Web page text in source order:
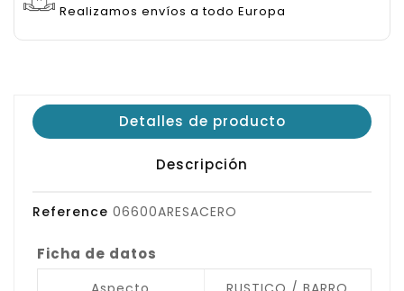
Realizamos envíos a todo Europa
Detalles de producto
Descripción
Reference 06600ARESACERO
Ficha de datos